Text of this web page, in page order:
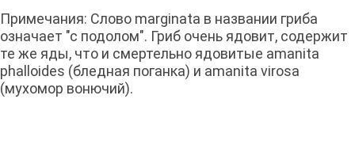
Примечания: Слово marginata в названии гриба
означает "с подолом". Гриб очень ядовит, содержит
те же яды, что и смертельно ядовитые amanita
phalloides (бледная поганка) и amanita virosa
(мухомор вонючий).